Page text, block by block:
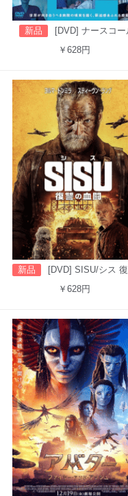
新品
[DVD] ナースコー
￥628円
新品
[DVD] SISU/シス 復讐の血闘（字幕版）
￥628円